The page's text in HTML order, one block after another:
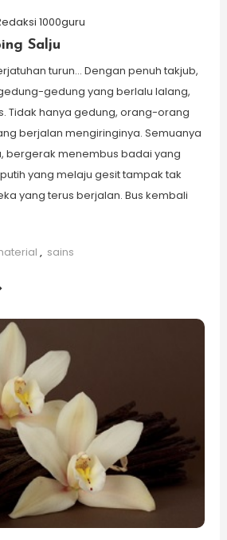
1000guru
Salju
turun… Dengan penuh takjub,
gedung yang berlalu lalang,
Tidak hanya gedung, orang-orang
berjalan mengiringinya. Semuanya
bergerak menembus badai yang
yang melaju gesit tampak tak
yang terus berjalan. Bus kembali
, sains